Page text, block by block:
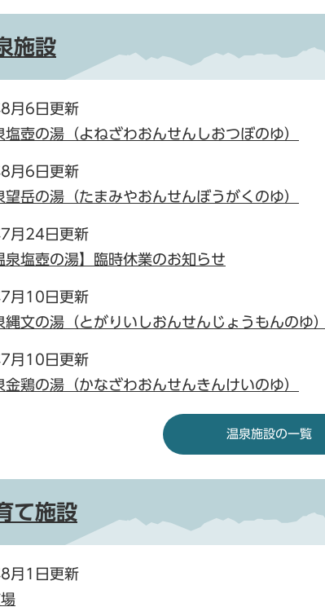
施設
月6日更新
塩壺の湯（よねざわおんせんしおつぼのゆ）
月6日更新
望岳の湯（たまみやおんせんぼうがくのゆ）
月24日更新
泉塩壺の湯】臨時休業のお知らせ
月10日更新
縄文の湯（とがりいしおんせんじょうもんのゆ）
月10日更新
金鶏の湯（かなざわおんせんきんけいのゆ）
温泉施設の一覧
て施設
月1日更新